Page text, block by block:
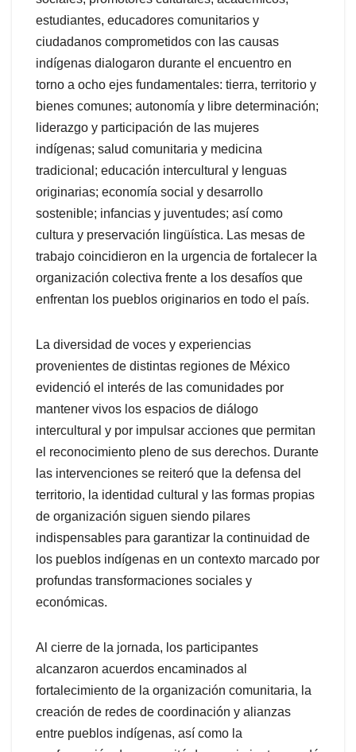
estudiantes, educadores comunitarios y
ciudadanos comprometidos con las causas
indígenas dialogaron durante el encuentro en
torno a ocho ejes fundamentales: tierra, territorio y
bienes comunes; autonomía y libre determinación;
liderazgo y participación de las mujeres
indígenas; salud comunitaria y medicina
tradicional; educación intercultural y lenguas
originarias; economía social y desarrollo
sostenible; infancias y juventudes; así como
cultura y preservación lingüística. Las mesas de
trabajo coincidieron en la urgencia de fortalecer la
organización colectiva frente a los desafíos que
enfrentan los pueblos originarios en todo el país.
La diversidad de voces y experiencias
provenientes de distintas regiones de México
evidenció el interés de las comunidades por
mantener vivos los espacios de diálogo
intercultural y por impulsar acciones que permitan
el reconocimiento pleno de sus derechos. Durante
las intervenciones se reiteró que la defensa del
territorio, la identidad cultural y las formas propias
de organización siguen siendo pilares
indispensables para garantizar la continuidad de
los pueblos indígenas en un contexto marcado por
profundas transformaciones sociales y
económicas.
Al cierre de la jornada, los participantes
alcanzaron acuerdos encaminados al
fortalecimiento de la organización comunitaria, la
creación de redes de coordinación y alianzas
entre pueblos indígenas, así como la